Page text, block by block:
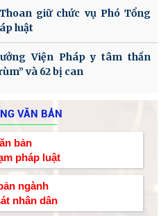
giữ chức vụ Phó Tổng
luật
Viện Pháp y tâm thần
và 62 bị can
VĂN BẢN
bản
pháp luật
ngành
nhân dân